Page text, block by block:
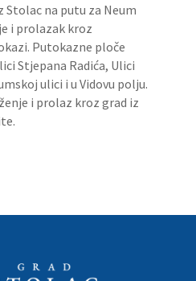
na putu za Neum
i prolazak kroz
Putokazne ploče
Stjepana Radića, Ulici
ulici i u Vidovu polju.
i prolaz kroz grad iz